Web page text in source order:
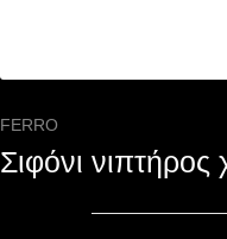
FERRO
Σιφόνι